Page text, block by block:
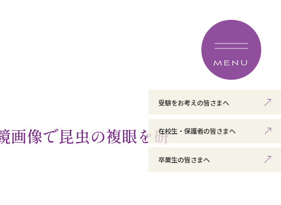
MENU
受験をお考えの皆さまへ
在校生・保護者の皆さまへ
卒業生の皆さまへ
画像で昆虫の複眼を研